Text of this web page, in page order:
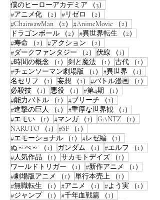
僕のヒーローアカデミア
（3）
#アニメ化
（2） 2件の記事
#リゼロ （2）
#ChainsawMan
（2） 2件の記事
#AnimeMovie （2）
ドラゴンボール
（2） 2件の記事
#異世界転生 （2）
#寿命
（2） 2件の記事
#アクション （2）
#ダークファンタジー
（2） 2件の記事
伏線 （1）
#時間の概念
（1） 1件の記事
剣と魔法 （1） 1件の記事
古代 （1）
#チェンソーマン劇場版
（1） 1件の記事
#異世界 （1）
名セリフ
（1） 1件の記事
妄想 （1） 1件の記事
#バトル漫画 （1）
必殺技
（1） 1件の記事
悪役 （1） 1件の記事
#第4期 （1）
#能力バトル
（1） 1件の記事
#ブリーチ （1）
#進撃の巨人
（1） 1件の記事
#重厚な世界観 （1）
#エモい
（1） 1件の記事
#マンガ （1） 1件の記事
GANTZ （1）
NARUTO
（1） 1件の記事
#SF （1）
#エモーショナル
（1） 1件の記事
#レゼ編 （1）
ぬ～べ～
（1） 1件の記事
ガンダム （1） 1件の記事
#エルフ （1）
#人気作品
（1） 1件の記事
サカモトデイズ （1）
ワールドトリガー
（1） 1件の記事
#新作アニメ （1）
#劇場版アニメ
（1） 1件の記事
単行本売上 （1）
#無職転生
（1） 1件の記事
#アニメ （1） 1件の記事
#よう実 （1）
#ジャンプ
（1） 1件の記事
#千年血戦篇 （1）